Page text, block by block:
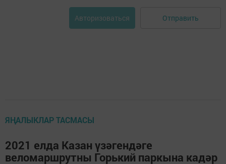
Авторизоваться Отправить
ЯҢАЛЫКЛАР ТАСМАСЫ
2021 елда Казан үзәгендәге
веломаршрутны Горький паркына кадәр